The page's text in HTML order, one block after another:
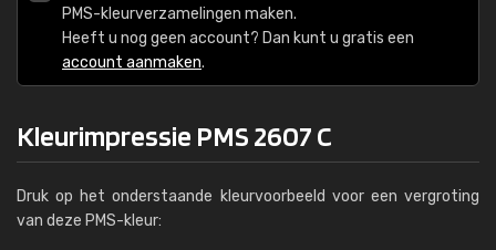
PMS-kleurverzamelingen maken.
Heeft u nog geen account? Dan kunt u gratis een
account aanmaken.
Kleurimpressie PMS 2607 C
Druk op het onderstaande kleurvoorbeeld voor een vergroting
van deze PMS-kleur: